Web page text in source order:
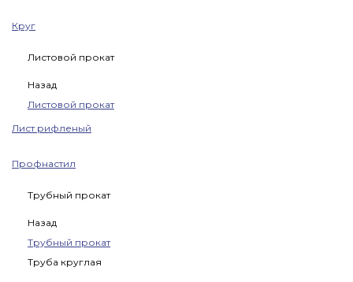
Круг
Листовой прокат
Назад
Листовой прокат
Лист рифленый
Профнастил
Трубный прокат
Назад
Трубный прокат
Труба круглая